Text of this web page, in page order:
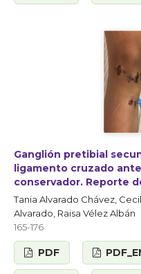
Ganglión pretibial
ligamento cruzado
conservador. Reporte
Tania Alvarado Chávez,
Alvarado, Raisa Vélez Albán
165-176
PDF